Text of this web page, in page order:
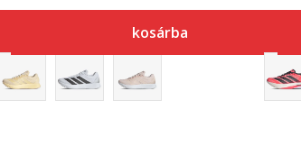
kosárba